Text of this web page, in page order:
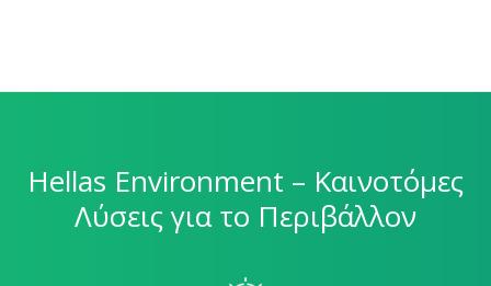
Hellas Environment – Καινοτόμες
Λύσεις για το Περιβάλλον